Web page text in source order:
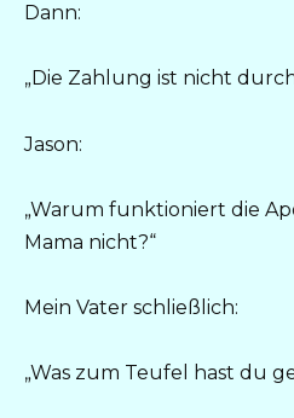
Dann:
„Die Zahlung ist nicht
Jason:
„Warum funktioniert die
Mama nicht?“
Mein Vater schließlich:
„Was zum Teufel hast du